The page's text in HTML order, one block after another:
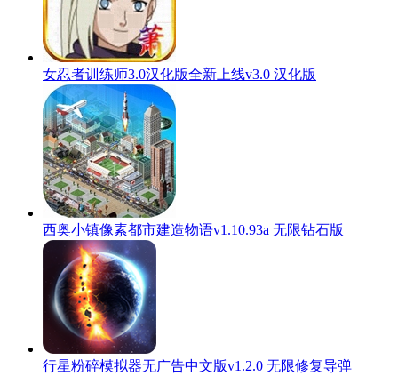
女忍者训练师3.0汉化版全新上线v3.0 汉化版
西奥小镇像素都市建造物语v1.10.93a 无限钻石版
行星粉碎模拟器无广告中文版v1.2.0 无限修复导弹